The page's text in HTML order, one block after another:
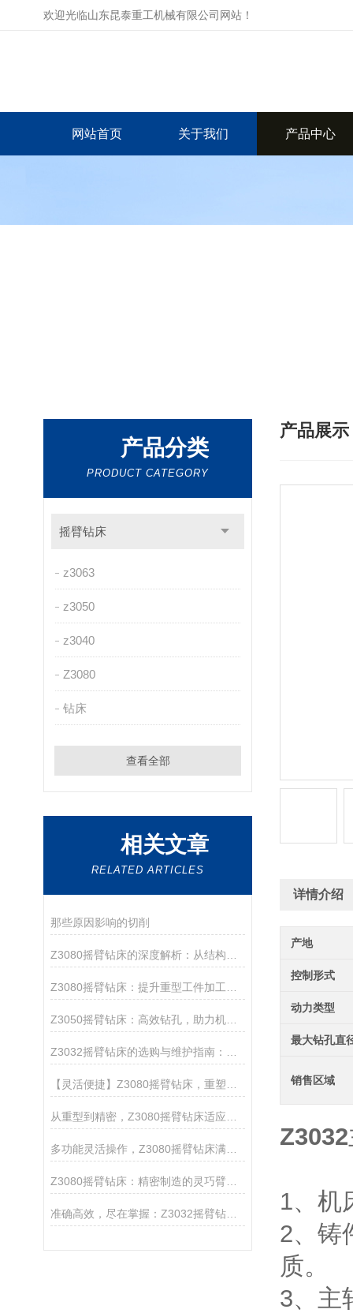
欢迎光临山东昆泰重工机械有限公司网站！
网站首页 关于我们 产品中心
产品分类
PRODUCT CATEGORY
摇臂钻床
z3063
z3050
z3040
Z3080
钻床
查看全部
相关文章
RELATED ARTICLES
那些原因影响的切削
Z3050摇臂钻床：高效钻孔，助力机械加工
准确高效，尽在掌握：Z3032摇臂钻床的操作优势与应用实例
产品展示
详情介绍
产地
控制形式
动力类型
最大钻孔直
销售区域
Z3032
1、机
2、铸
质。
3、主